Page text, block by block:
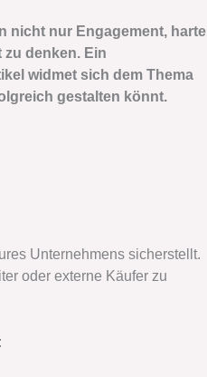
nicht nur Engagement, harte
denken. Ein
widmet sich dem Thema
gestalten könnt.
Unternehmens sicherstellt.
oder externe Käufer zu